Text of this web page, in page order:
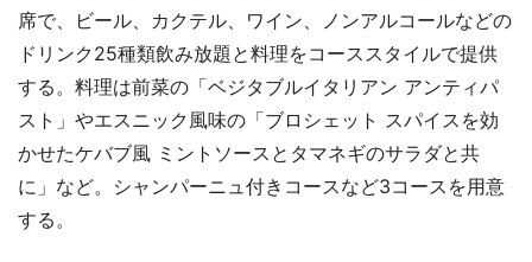
席で、ビール、カクテル、ワイン、ノンアルコールなどの
ドリンク25種類飲み放題と料理をコーススタイルで提供
する。料理は前菜の「ベジタブルイタリアン アンティパ
スト」やエスニック風味の「ブロシェット スパイスを効
かせたケバブ風 ミントソースとタマネギのサラダと共
に」など。シャンパーニュ付きコースなど3コースを用意
する。